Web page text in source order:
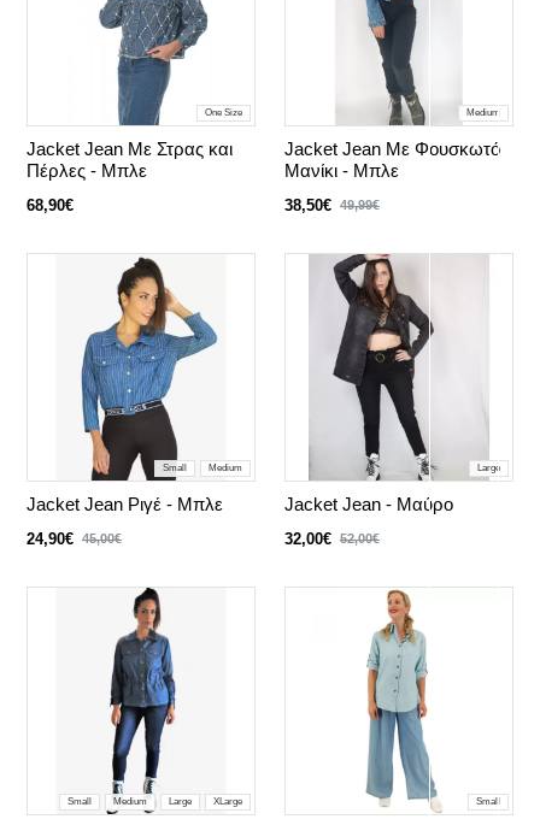
One Size
Jacket Jean Με Στρας και
Πέρλες - Μπλε
68,90€
Medium
Jacket Jean Με Φουσκωτό
Μανίκι - Μπλε
38,50€ 49,99€
Small Medium
Jacket Jean Ριγέ - Μπλε
24,90€ 45,00€
Large
Jacket Jean - Μαύρο
32,00€ 52,00€
Small Medium Large XLarge Small